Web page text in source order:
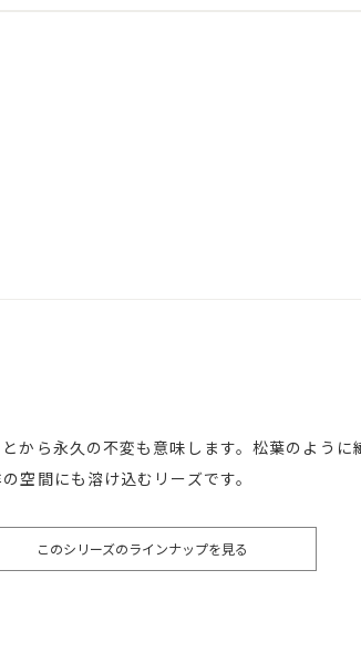
から永久の不変も意味します。松葉のように
空間にも溶け込むリーズです。
このシリーズのラインナップを見る